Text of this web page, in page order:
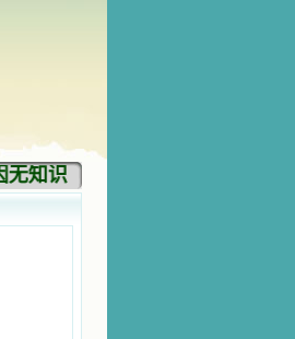
知识而灭亡。你弃掉知识，我也